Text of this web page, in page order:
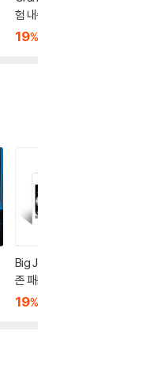
험 내쉬) - Songs for
Beginners [SACD H
19%
Big John Patton (빅
존 패튼) - Got A Goo
d Thing Goin' [LP]
19%